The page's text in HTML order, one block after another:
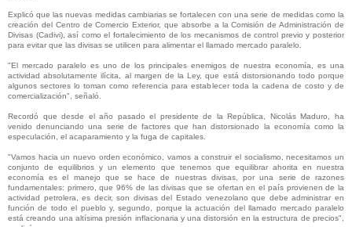
Explicó que las nuevas medidas cambiarias se fortalecen con una serie de medidas como la
creación del Centro de Comercio Exterior, que absorbe a la Comisión de Administración de
Divisas (Cadivi), así como el fortalecimiento de los mecanismos de control previo y posterior
para evitar que las divisas se utilicen para alimentar el llamado mercado paralelo.
"El mercado paralelo es uno de los principales enemigos de nuestra economía, es una
actividad absolutamente ilícita, al margen de la Ley, que está distorsionando todo porque
algunos sectores lo toman como referencia para establecer toda la cadena de costo y de
comercialización", señaló.
Recordó que desde el año pasado el presidente de la República, Nicolás Maduro, ha
venido denunciando una serie de factores que han distorsionado la economía como la
especulación, el acaparamiento y la fuga de capitales.
"Vamos hacia un nuevo orden económico, vamos a construir el socialismo, necesitamos un
conjunto de equilibrios y un elemento que tenemos que equilibrar ahorita en nuestra
economía es el manejo que se hace de nuestras divisas, por una serie de razones
fundamentales: primero, que 96% de las divisas que se ofertan en el país provienen de la
actividad petrolera, es decir, son divisas del Estado venezolano que debe administrar en
función de todo el pueblo y, segundo, porque la actuación del llamado mercado paralelo
está creando una altísima presión inflacionaria y una distorsión en la estructura de precios",